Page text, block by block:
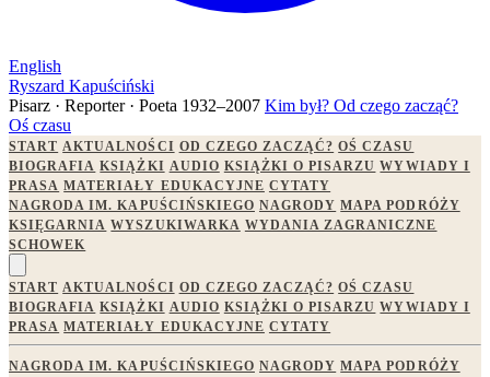
English
Ryszard Kapuściński
Pisarz · Reporter · Poeta 1932–2007 Kim był? Od czego zacząć?
Oś czasu
START AKTUALNOŚCI OD CZEGO ZACZĄĆ? OŚ CZASU
BIOGRAFIA KSIĄŻKI AUDIO KSIĄŻKI O PISARZU WYWIADY I
PRASA MATERIAŁY EDUKACYJNE CYTATY
NAGRODA IM. KAPUŚCIŃSKIEGO NAGRODY MAPA PODRÓŻY
KSIĘGARNIA WYSZUKIWARKA WYDANIA ZAGRANICZNE
SCHOWEK
START AKTUALNOŚCI OD CZEGO ZACZĄĆ? OŚ CZASU
BIOGRAFIA KSIĄŻKI AUDIO KSIĄŻKI O PISARZU WYWIADY I
PRASA MATERIAŁY EDUKACYJNE CYTATY
NAGRODA IM. KAPUŚCIŃSKIEGO NAGRODY MAPA PODRÓŻY